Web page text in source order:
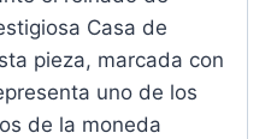
Casa de
pieza, marcada con
uno de los
de la moneda